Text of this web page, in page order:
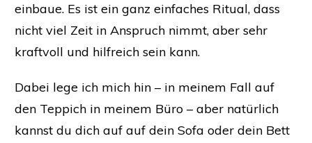
einbaue. Es ist ein ganz einfaches Ritual, dass
nicht viel Zeit in Anspruch nimmt, aber sehr
kraftvoll und hilfreich sein kann.
Dabei lege ich mich hin – in meinem Fall auf
den Teppich in meinem Büro – aber natürlich
kannst du dich auf auf dein Sofa oder dein Bett